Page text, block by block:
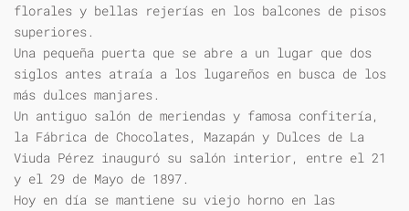
florales y bellas rejerías en los balcones de pisos
superiores.
Una pequeña puerta que se abre a un lugar que dos
siglos antes atraía a los lugareños en busca de los
más dulces manjares.
Un antiguo salón de meriendas y famosa confitería,
la Fábrica de Chocolates, Mazapán y Dulces de La
Viuda Pérez inauguró su salón interior, entre el 21
y el 29 de Mayo de 1897.
Hoy en día se mantiene su viejo horno en las